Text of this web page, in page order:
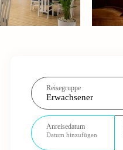
Reisegruppe
Erwachsener
Anreisedatum
Datum hinzufügen